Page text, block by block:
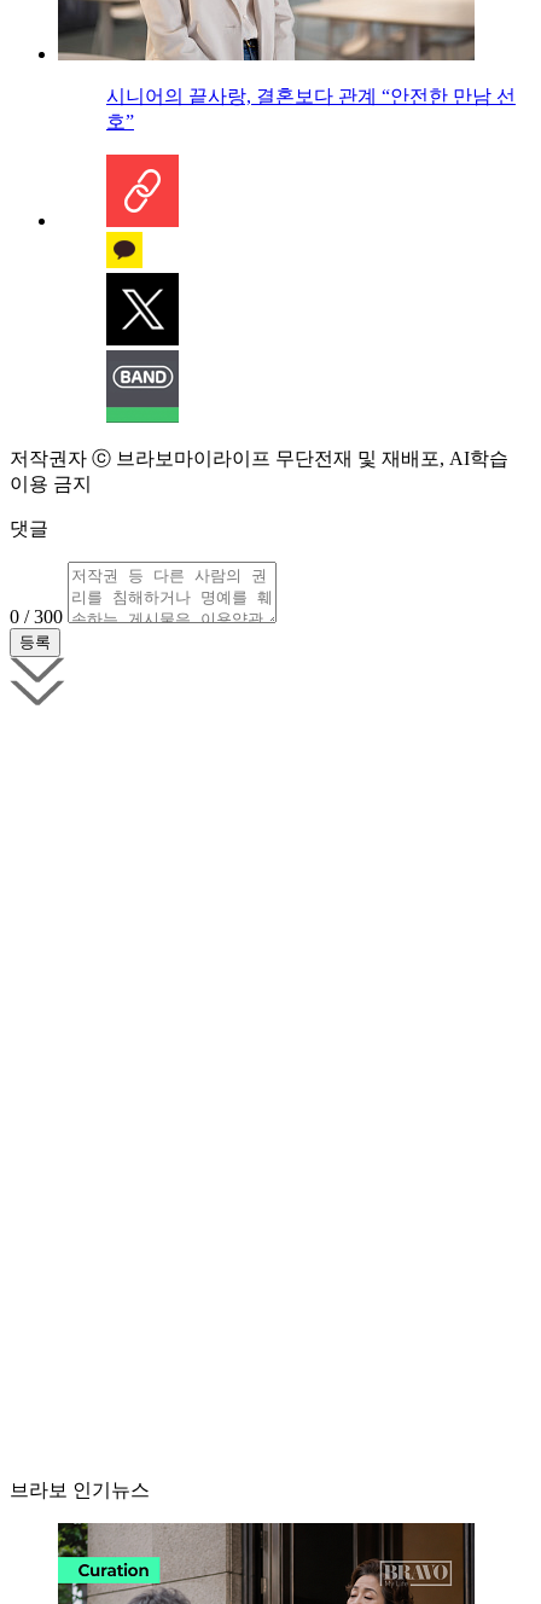
시니어의 끝사랑, 결혼보다 관계 “안전한 만남 선
호”
저작권자 ⓒ 브라보마이라이프 무단전재 및 재배포, AI학습
이용 금지
댓글
0 / 300
브라보 인기뉴스